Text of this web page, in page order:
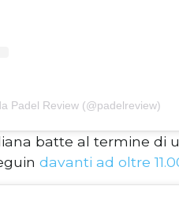
Padel Review (@padelreview)
batte al termine di
davanti ad oltre